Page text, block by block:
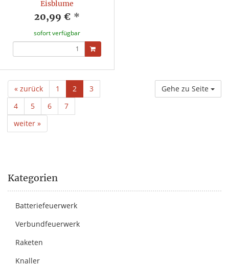
Eisblume
20,99 € *
sofort verfügbar
« zurück 1 2
3
4
5 6
7
weiter »
Gehe zu Seite
Kategorien
Batteriefeuerwerk
Verbundfeuerwerk
Raketen
Knaller